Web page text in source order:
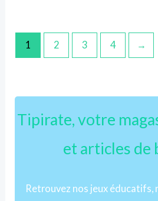
1 2 3 4 →
Tipirate, votre
et articles de
Retrouvez nos jeux éducatifs,